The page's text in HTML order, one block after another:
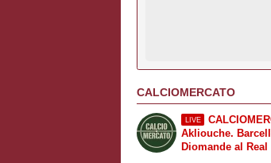
CALCIOMERCATO
LIVE
Akliouche.
Diomande al